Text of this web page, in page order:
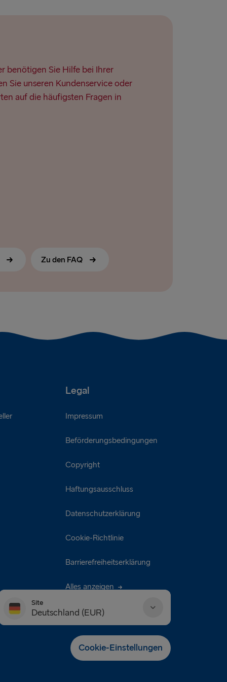
benötigen Sie Hilfe bei Ihrer
Sie unseren Kundenservice oder
auf die häufigsten Fragen in
Zu den FAQ
Legal
Impressum
Beförderungsbedingungen
Copyright
Haftungsausschluss
Datenschutzerklärung
Cookie-Richtlinie
Barrierefreiheitserklärung
Alles anzeigen
Site
Deutschland (EUR)
Danmark (DKK)
Deutschland (EUR)
Cookie-Einstellungen